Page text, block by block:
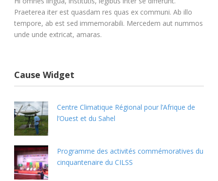
Praeterea iter est quasdam res quas ex communi. Ab illo
tempore, ab est sed immemorabili. Mercedem aut nummos
unde unde extricat, amaras.
Cause Widget
Centre Climatique Régional pour l’Afrique de
l’Ouest et du Sahel
Programme des activités commémoratives du
cinquantenaire du CILSS